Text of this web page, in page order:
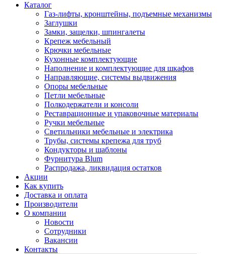
Каталог
Газ-лифты, кронштейны, подъемные механизмы
Заглушки
Замки, защелки, шпингалеты
Крепеж мебельный
Крючки мебельные
Кухонные комплектующие
Наполнение и комплектующие для шкафов
Направляющие, системы выдвижения
Опоры мебельные
Петли мебельные
Полкодержатели и консоли
Реставрационные и упаковочные материалы
Ручки мебельные
Светильники мебельные и электрика
Трубы, системы крепежа для труб
Кондукторы и шаблоны
Фурнитура Blum
Распродажа, ликвидация остатков
Акции
Как купить
Доставка и оплата
Производители
О компании
Новости
Сотрудники
Вакансии
Контакты